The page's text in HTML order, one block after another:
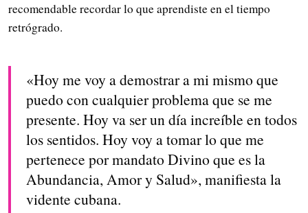
recomendable recordar lo que aprendiste en el tiempo
retrógrado.
«Hoy me voy a demostrar a mi mismo que
puedo con cualquier problema que se me
presente. Hoy va ser un día increíble en todos
los sentidos. Hoy voy a tomar lo que me
pertenece por mandato Divino que es la
Abundancia, Amor y Salud», manifiesta la
vidente cubana.